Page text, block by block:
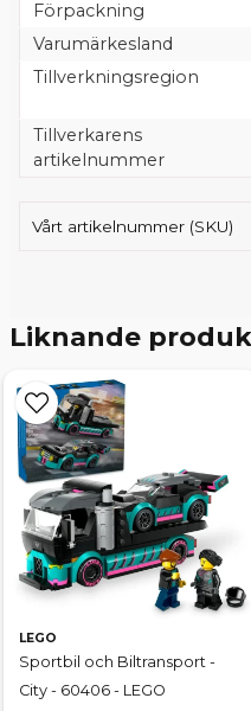
Förpackning
Varumärkesland
Tillverkningsregion
Tillverkarens
artikelnummer
Vårt artikelnummer (SKU)
Liknande
LEGO
Sportbil och Biltransport -
City - 60406 - LEGO